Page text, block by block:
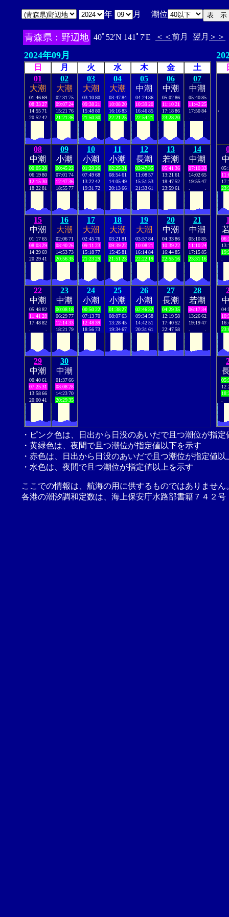
年 月 潮位
青森県：野辺地 40ﾟ52'N 141ﾟ7'E ＜＜ 前月 翌月 ＞＞
2024年09月
日 月 火 水 木 金
土
01
大潮
01:46 69
08:33 27
14:55 71
20:52 42
02
大潮
02:31 75
09:07 24
15:21 76
21:21 36
03
大潮
03:10 80
09:38 21
15:48 80
21:50 30
04
大潮
03:47 84
10:08 20
16:16 83
22:21 25
05
中潮
04:24 86
10:39 20
16:46 85
22:54 21
06
中潮
05:02 86
11:10 21
17:18 86
23:28 20
07
中潮
05:40 85
11:42 25
17:50 84
08
中潮
00:05 20
06:19 80
12:15 30
18:22 81
09
小潮
00:45 22
07:01 74
12:47 36
18:55 77
10
小潮
01:29 26
07:49 68
13:22 42
19:31 72
11
小潮
02:25 31
08:54 61
14:05 49
20:13 66
12
長潮
03:47 35
11:08 57
15:51 53
21:33 61
13
若潮
05:41 36
13:21 61
18:47 52
23:59 61
14
中潮
07:10 33
14:02 65
19:55 47
15
中潮
01:17 65
08:03 29
14:29 69
20:29 41
16
大潮
02:06 71
08:40 26
14:53 73
20:56 35
17
大潮
02:45 76
09:11 23
15:18 77
21:23 29
18
大潮
03:21 81
09:39 22
15:45 81
21:51 23
19
大潮
03:57 84
10:08 21
16:14 84
22:22 19
20
中潮
04:33 86
10:39 22
16:44 85
22:55 16
21
中潮
05:10 85
11:10 24
17:15 85
23:31 16
22
中潮
05:48 82
11:41 28
17:48 82
23
中潮
00:08 18
06:29 77
12:14 33
18:21 79
24
小潮
00:50 22
07:13 70
12:48 39
18:56 73
25
小潮
01:38 27
08:07 63
13:28 45
19:34 67
26
小潮
02:46 32
09:34 58
14:42 51
20:31 61
27
長潮
04:29 35
12:19 58
17:40 52
22:47 58
28
若潮
06:17 34
13:26 62
19:19 47
29
中潮
00:40 61
07:25 31
13:58 66
20:00 41
30
中潮
01:37 66
08:08 28
14:23 70
20:29 35
.
・ピンク色は、日出から日没のあいだで且つ潮位が指
・黄緑色は、夜間で且つ潮位が指定値以下を示す
・赤色は、日出から日没のあいだで且つ潮位が指定値以
・水色は、夜間で且つ潮位が指定値以上を示す
ここでの情報は、航海の用に供するものではありませ
各港の潮汐調和定数は、海上保安庁水路部書籍７４２